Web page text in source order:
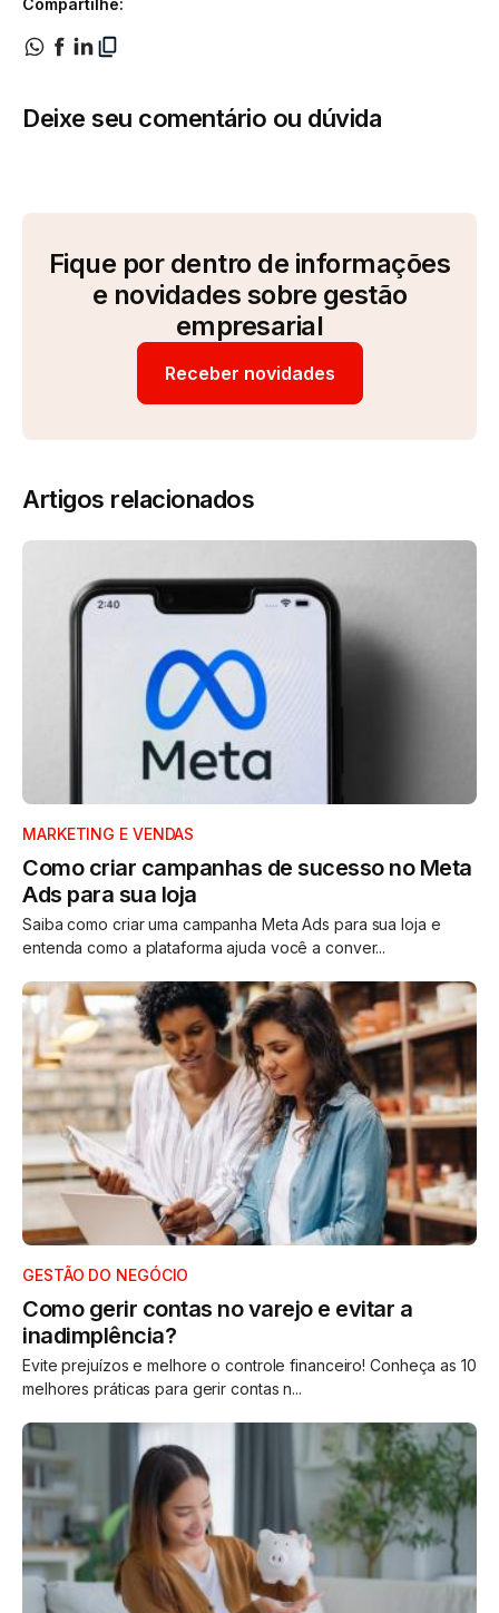
Compartilhe:
Deixe seu comentário ou dúvida
Fique por dentro de informações
e novidades sobre gestão
empresarial
Receber novidades
Artigos relacionados
MARKETING E VENDAS
Como criar campanhas de sucesso no Meta
Ads para sua loja
Saiba como criar uma campanha Meta Ads para sua loja e
entenda como a plataforma ajuda você a conver...
GESTÃO DO NEGÓCIO
Como gerir contas no varejo e evitar a
inadimplência?
Evite prejuízos e melhore o controle financeiro! Conheça as 10
melhores práticas para gerir contas n...